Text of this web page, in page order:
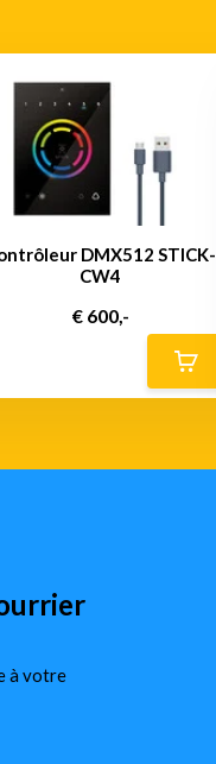
DMX512 STICK-
CW4
€ 600,-
à votre